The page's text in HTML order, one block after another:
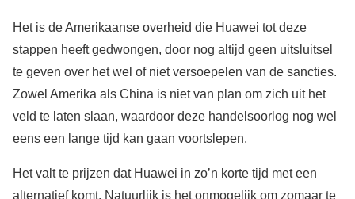
Het is de Amerikaanse overheid die Huawei tot deze
stappen heeft gedwongen, door nog altijd geen uitsluitsel
te geven over het wel of niet versoepelen van de sancties.
Zowel Amerika als China is niet van plan om zich uit het
veld te laten slaan, waardoor deze handelsoorlog nog wel
eens een lange tijd kan gaan voortslepen.
Het valt te prijzen dat Huawei in zo’n korte tijd met een
alternatief komt. Natuurlijk is het onmogelijk om zomaar te